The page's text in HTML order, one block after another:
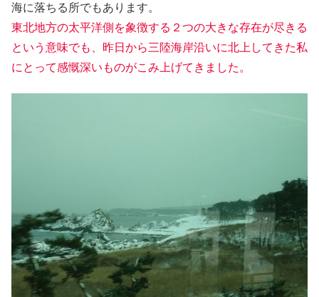
海に落ちる所でもあります。
東北地方の太平洋側を象徴する２つの大きな存在が尽きる
という意味でも、昨日から三陸海岸沿いに北上してきた私
にとって感慨深いものがこみ上げてきました。